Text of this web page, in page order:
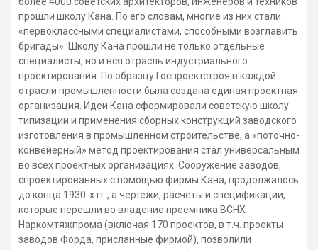
прошли школу Кана. По его словам, многие из них стали
«первоклассными специалистами, способными возглавить
бригады». Школу Кана прошли не только отдельные
специалисты, но и вся отрасль индустриального
проектирования. По образцу Госпроектстроя в каждой
отрасли промышленности была создана единая проектная
организация. Идеи Кана сформировали советскую школу
типизации и применения сборных конструкций заводского
изготовления в промышленном строительстве, а «поточно-
конвейерный» метод проектирования стал универсальным
во всех проектных организациях. Сооружение заводов,
спроектированных с помощью фирмы Кана, продолжалось
до конца 1930-х гг., а чертежи, расчеты и спецификации,
которые перешли во владение преемника ВСНХ
Наркомтяжпрома (включая 170 проектов, в т.ч. проекты
заводов Форда, присланные фирмой), позволили